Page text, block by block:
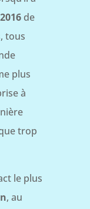
de
tous
plus
à
trop
le plus
, au